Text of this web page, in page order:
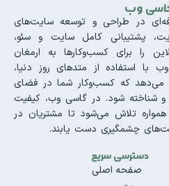
گاسی وب
در طراحی و توسعه سایت‌های
پشتیبانی کامل سایت و سئو،
را برای کسب‌وکارها به ارمغان
استفاده از متدهای روز دنیا،
می‌دهد که کسب‌وکار شما در فضای
شناخته شود. در گاسی وب، کیفیت
تلاش می‌شود تا مشتریان در
چشمگیری دست یابند.
دسترسی سریع
صفحه اصلی